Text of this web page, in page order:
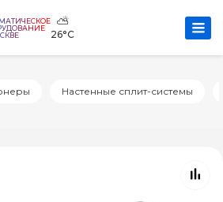
⛅
26°C
Настенные сплит-системы